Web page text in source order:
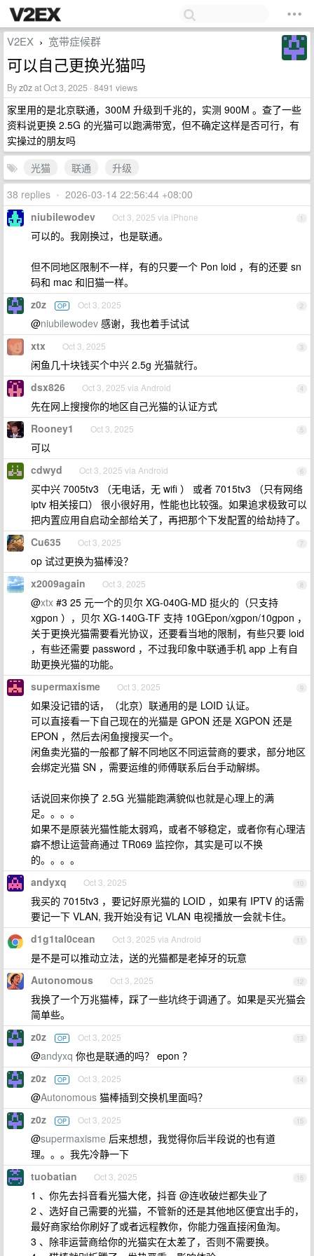
V2EX › 宽带症候群
可以自己更换光猫吗
Byz0zat Oct 3, 2025 · 8491 views
家里用的是北京联通，300M 升级到千兆的，实测 900M 。查了一些
资料说更换 2.5G 的光猫可以跑满带宽，但不确定这样是否可行，有
实操过的朋友吗
光猫
联通
升级
38 replies • 2026-03-14 22:56:44 +08:00
1
niubilewodev Oct 3, 2025 via iPhone
可以的。我刚换过，也是联通。
但不同地区限制不一样，有的只要一个 Pon loid ，有的还要 sn
码和 mac 和旧猫一样。
2
z0z OP Oct 3, 2025
@niubilewodev 感谢，我也着手试试
3
xtx Oct 3, 2025
闲鱼几十块钱买个中兴 2.5g 光猫就行。
4
dsx826 Oct 3, 2025 via Android
先在网上搜搜你的地区自己光猫的认证方式
5
Rooney1 Oct 3, 2025
可以
6
cdwyd Oct 3, 2025 via Android
买中兴 7005tv3 （无电话，无 wifi ） 或者 7015tv3 （只有网络
iptv 相关接口） 很小很好用，性能也比较强。如果追求极致可以
把内置应用自启动全部给关了，再把那个下发配置的给劫持了。
7
Cu635 Oct 3, 2025
op 试过更换为猫棒没？
8
x2009again Oct 3, 2025
@xtx #3 25 元一个的贝尔 XG-040G-MD 挺火的（只支持
xgpon ），贝尔 XG-140G-TF 支持 10GEpon/xgpon/10gpon ，
关于更换光猫需要看光协议，还要看当地的限制，有些只要 loid
，有些还需要 password ，不过我印象中联通手机 app 上有自
助更换光猫的功能。
9
supermaxisme Oct 3, 2025
如果没记错的话，（北京）联通用的是 LOID 认证。
可以直接看一下自己现在的光猫是 GPON 还是 XGPON 还是
EPON ，然后去闲鱼搜搜买一个。
闲鱼卖光猫的一般都了解不同地区不同运营商的要求，部分地区
会绑定光猫 SN ，需要运维的师傅联系后台手动解绑。
话说回来你换了 2.5G 光猫能跑满貌似也就是心理上的满
足。。。。
如果不是原装光猫性能太弱鸡，或者不够稳定，或者你有心理洁
癖不想让运营商通过 TR069 监控你，其实是可以不换
的。。。。
10
andyxq Oct 3, 2025
我买的 7015tv3 ，要记好原光猫的 LOID ，如果有 IPTV 的话需
要记一下 VLAN, 我开始没有记 VLAN 电视播放一会就卡住。
11
d1g1tal0cean Oct 3, 2025 via Android
是不是可以推动立法，送的光猫都是老掉牙的玩意
12
Autonomous Oct 3, 2025
我换了一个万兆猫棒，踩了一些坑终于调通了。如果是买光猫会
简单些。
13
z0z OP Oct 3, 2025
@andyxq 你也是联通的吗？ epon ？
14
z0z OP Oct 3, 2025
@Autonomous 猫棒插到交换机里面吗？
15
z0z OP Oct 3, 2025
@supermaxisme 后来想想，我觉得你后半段说的也有道
理。。。我先冷静一下
16
tuobatian Oct 3, 2025
1 、你先去抖音看光猫大佬，抖音 @连收破烂都失业了
2 、选好自己需要的光猫，不管新的还是其他地区便宜出手的，
最好商家给你刷好了或者远程教你，你能力强直接闲鱼淘。
3 、除非运营商给你的光猫实在太差了，否则不需要换。